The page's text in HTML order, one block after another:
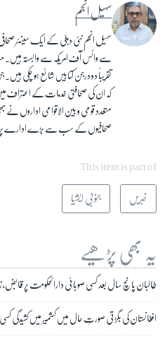
سہیل انجم
سے وائس آف امریکہ سے وابستہ ہیں۔
تقریباً دو درجن کتابیں شائع ہو چکی
کہ ان کی صحافتی خدمات کے اعتراف
متعدد قومی و بین الاقوامی اداروں
صحافیوں کے سب سے بڑے ادارے
This item is part of
خبریں جنوبی ایشیا
یہ بھی پڑھیے
طالبان پانچ سال بعد کسی صوبائی دارالحکومت پر قابض،
افغانستان کی بگڑتی صورتِ حال میں کشمیر میں کشیدگی